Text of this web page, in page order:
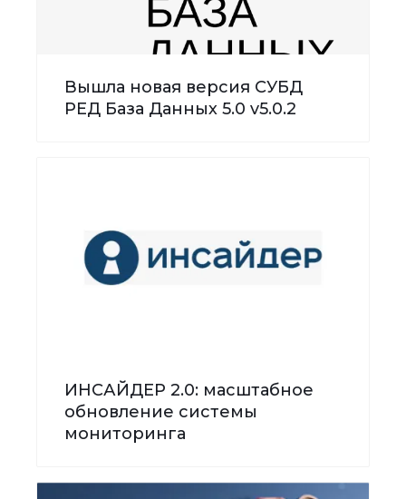
Вышла новая версия СУБД
РЕД База Данных 5.0 v5.0.2
ИНСАЙДЕР 2.0: масштабное
обновление системы
мониторинга